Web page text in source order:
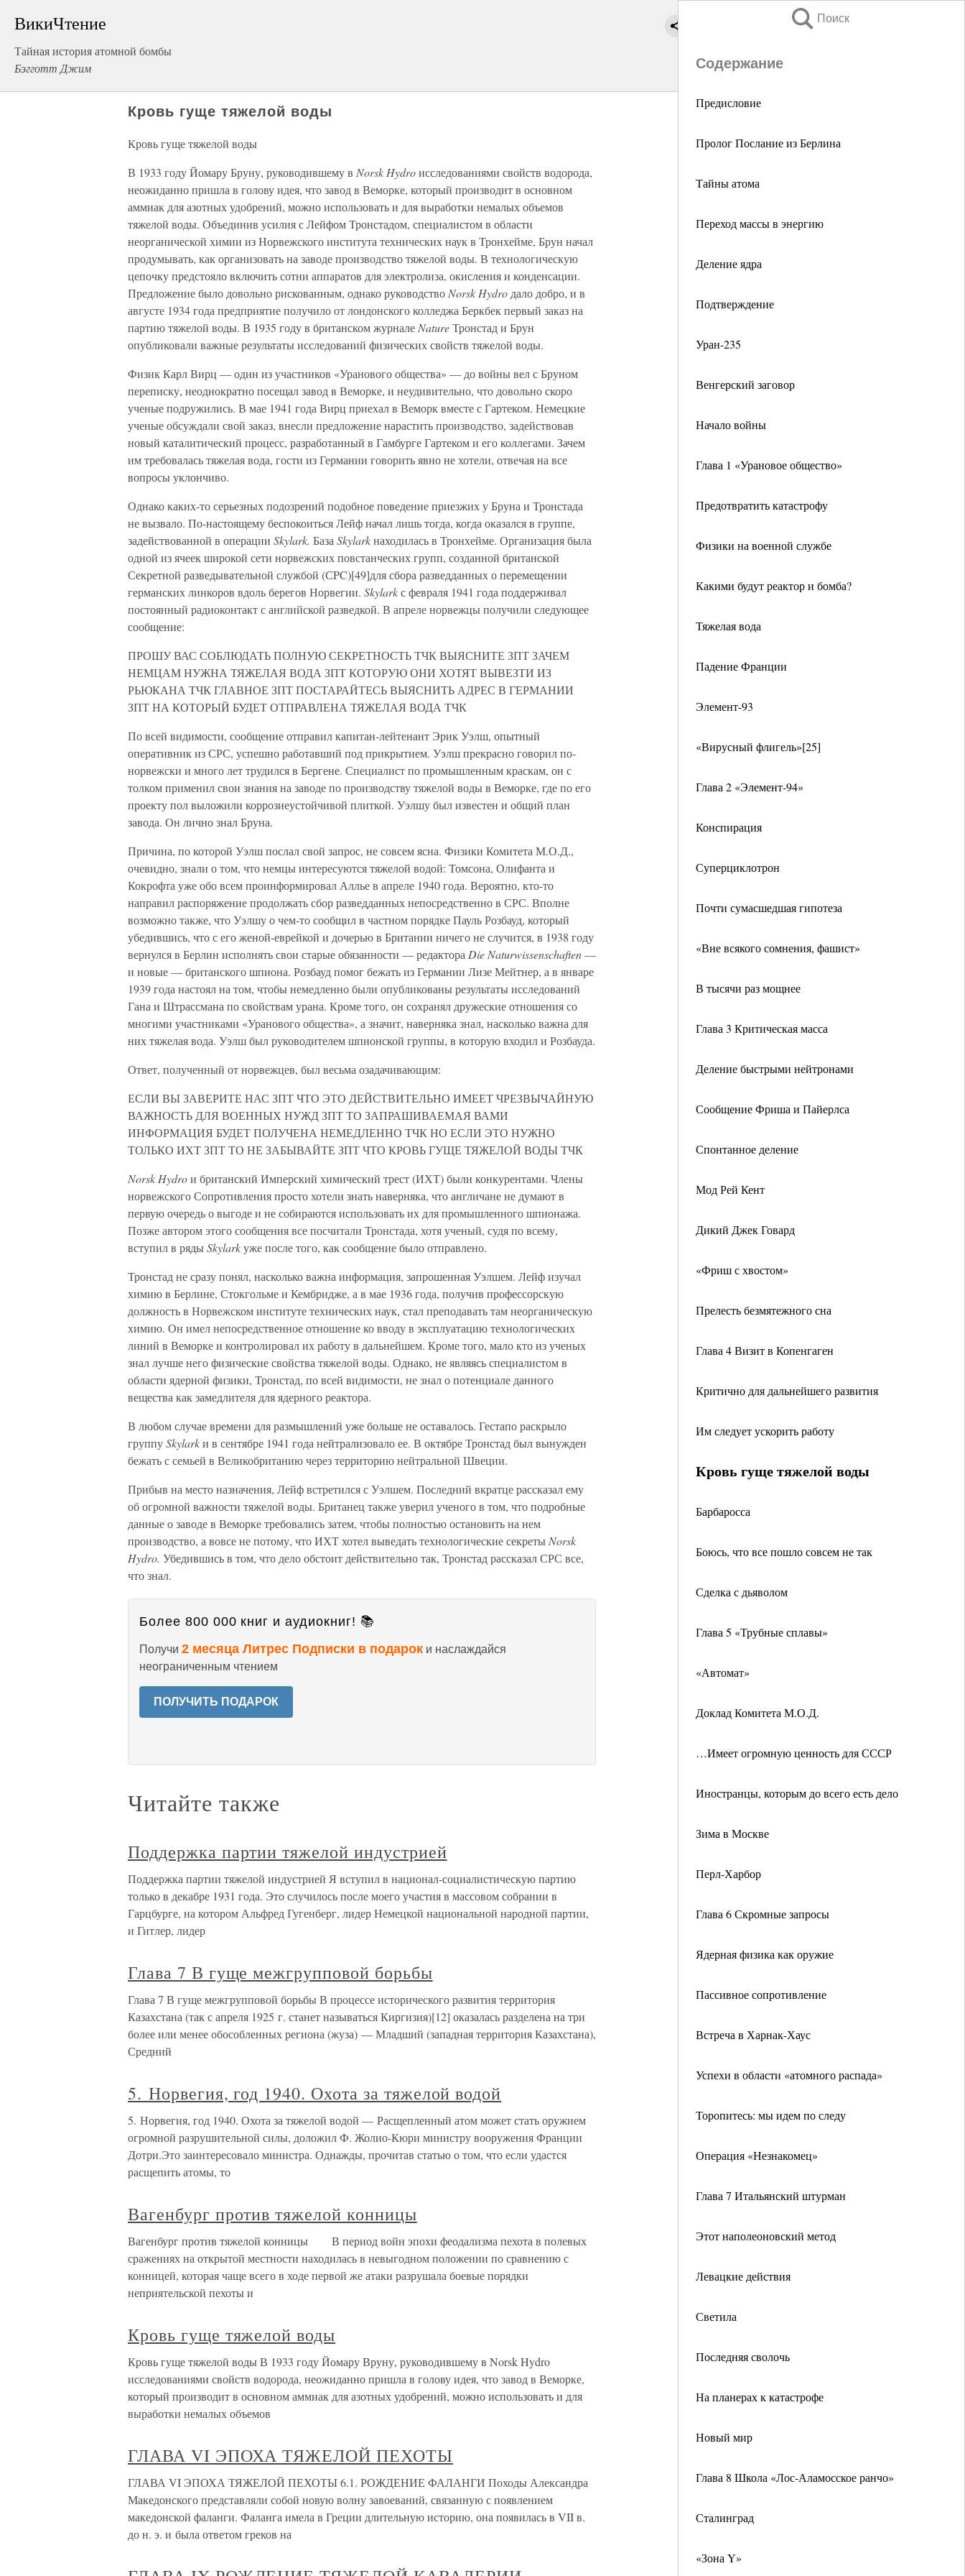
ВикиЧтение
Тайная история атомной бомбы
Бэгготт Джим
Поиск
Содержание
Предисловие
Пролог Послание из Берлина
Тайны атома
Переход массы в энергию
Деление ядра
Подтверждение
Уран-235
Венгерский заговор
Начало войны
Глава 1 «Урановое общество»
Предотвратить катастрофу
Физики на военной службе
Какими будут реактор и бомба?
Тяжелая вода
Падение Франции
Элемент-93
«Вирусный флигель»[25]
Глава 2 «Элемент-94»
Конспирация
Суперциклотрон
Почти сумасшедшая гипотеза
«Вне всякого сомнения, фашист»
В тысячи раз мощнее
Глава 3 Критическая масса
Деление быстрыми нейтронами
Сообщение Фриша и Пайерлса
Спонтанное деление
Мод Рей Кент
Дикий Джек Говард
«Фриш с хвостом»
Прелесть безмятежного сна
Глава 4 Визит в Копенгаген
Критично для дальнейшего развития
Им следует ускорить работу
Кровь гуще тяжелой воды
Барбаросса
Боюсь, что все пошло совсем не так
Сделка с дьяволом
Глава 5 «Трубные сплавы»
«Автомат»
Доклад Комитета М.О.Д.
…Имеет огромную ценность для СССР
Иностранцы, которым до всего есть дело
Зима в Москве
Перл-Харбор
Глава 6 Скромные запросы
Ядерная физика как оружие
Пассивное сопротивление
Встреча в Харнак-Хаус
Успехи в области «атомного распада»
Торопитесь: мы идем по следу
Операция «Незнакомец»
Глава 7 Итальянский штурман
Этот наполеоновский метод
Левацкие действия
Светила
Последняя сволочь
На планерах к катастрофе
Новый мир
Глава 8 Школа «Лос-Аламосское ранчо»
Сталинград
«Зона Y»
Кровь гуще тяжелой воды
Кровь гуще тяжелой воды
В 1933 году Йомару Бруну, руководившему в Norsk Hydroисследованиями свойств водорода,
неожиданно пришла в голову идея, что завод в Веморке, который производит в основном
аммиак для азотных удобрений, можно использовать и для выработки немалых объемов
тяжелой воды. Объединив усилия с Лейфом Тронстадом, специалистом в области
неорганической химии из Норвежского института технических наук в Тронхейме, Брун начал
продумывать, как организовать на заводе производство тяжелой воды. В технологическую
цепочку предстояло включить сотни аппаратов для электролиза, окисления и конденсации.
Предложение было довольно рискованным, однако руководство Norsk Hydro дало добро, и в
августе 1934 года предприятие получило от лондонского колледжа Беркбек первый заказ на
партию тяжелой воды. В 1935 году в британском журнале NatureТронстад и Брун
опубликовали важные результаты исследований физических свойств тяжелой воды.
Физик Карл Вирц — один из участников «Уранового общества» — до войны вел с Бруном
переписку, неоднократно посещал завод в Веморке, и неудивительно, что довольно скоро
ученые подружились. В мае 1941 года Вирц приехал в Веморк вместе с Гартеком. Немецкие
ученые обсуждали свой заказ, внесли предложение нарастить производство, задействовав
новый каталитический процесс, разработанный в Гамбурге Гартеком и его коллегами. Зачем
им требовалась тяжелая вода, гости из Германии говорить явно не хотели, отвечая на все
вопросы уклончиво.
Однако каких-то серьезных подозрений подобное поведение приезжих у Бруна и Тронстада
не вызвало. По-настоящему беспокоиться Лейф начал лишь тогда, когда оказался в группе,
задействованной в операции Skylark. База Skylarkнаходилась в Тронхейме. Организация была
одной из ячеек широкой сети норвежских повстанческих групп, созданной британской
Секретной разведывательной службой (СPC)[49]для сбора разведданных о перемещении
германских линкоров вдоль берегов Норвегии. Skylarkс февраля 1941 года поддерживал
постоянный радиоконтакт с английской разведкой. В апреле норвежцы получили следующее
сообщение:
ПРОШУ ВАС СОБЛЮДАТЬ ПОЛНУЮ СЕКРЕТНОСТЬ ТЧК ВЫЯСНИТЕ ЗПТ ЗАЧЕМ
НЕМЦАМ НУЖНА ТЯЖЕЛАЯ ВОДА ЗПТ КОТОРУЮ ОНИ ХОТЯТ ВЫВЕЗТИ ИЗ
РЬЮКАНА ТЧК ГЛАВНОЕ ЗПТ ПОСТАРАЙТЕСЬ ВЫЯСНИТЬ АДРЕС В ГЕРМАНИИ
ЗПТ НА КОТОРЫЙ БУДЕТ ОТПРАВЛЕНА ТЯЖЕЛАЯ ВОДА ТЧК
По всей видимости, сообщение отправил капитан-лейтенант Эрик Уэлш, опытный
оперативник из СРС, успешно работавший под прикрытием. Уэлш прекрасно говорил по-
норвежски и много лет трудился в Бергене. Специалист по промышленным краскам, он с
толком применил свои знания на заводе по производству тяжелой воды в Веморке, где по его
проекту пол выложили коррозиеустойчивой плиткой. Уэлшу был известен и общий план
завода. Он лично знал Бруна.
Причина, по которой Уэлш послал свой запрос, не совсем ясна. Физики Комитета М.О.Д.,
очевидно, знали о том, что немцы интересуются тяжелой водой: Томсона, Олифанта и
Кокрофта уже обо всем проинформировал Аллье в апреле 1940 года. Вероятно, кто-то
направил распоряжение продолжать сбор разведданных непосредственно в СРС. Вполне
возможно также, что Уэлшу о чем-то сообщил в частном порядке Пауль Розбауд, который
убедившись, что с его женой-еврейкой и дочерью в Британии ничего не случится, в 1938 году
вернулся в Берлин исполнять свои старые обязанности — редактора Die Naturwissenschaften—
и новые — британского шпиона. Розбауд помог бежать из Германии Лизе Мейтнер, а в январе
1939 года настоял на том, чтобы немедленно были опубликованы результаты исследований
Гана и Штрассмана по свойствам урана. Кроме того, он сохранял дружеские отношения со
многими участниками «Уранового общества», а значит, наверняка знал, насколько важна для
них тяжелая вода. Уэлш был руководителем шпионской группы, в которую входил и Розбауда.
Ответ, полученный от норвежцев, был весьма озадачивающим:
ЕСЛИ ВЫ ЗАВЕРИТЕ НАС ЗПТ ЧТО ЭТО ДЕЙСТВИТЕЛЬНО ИМЕЕТ ЧРЕЗВЫЧАЙНУЮ
ВАЖНОСТЬ ДЛЯ ВОЕННЫХ НУЖД ЗПТ ТО ЗАПРАШИВАЕМАЯ ВАМИ
ИНФОРМАЦИЯ БУДЕТ ПОЛУЧЕНА НЕМЕДЛЕННО ТЧК НО ЕСЛИ ЭТО НУЖНО
ТОЛЬКО ИХТ ЗПТ ТО НЕ ЗАБЫВАЙТЕ ЗПТ ЧТО КРОВЬ ГУЩЕ ТЯЖЕЛОЙ ВОДЫ ТЧК
Norsk Hydroи британский Имперский химический трест (ИХТ) были конкурентами. Члены
норвежского Сопротивления просто хотели знать наверняка, что англичане не думают в
первую очередь о выгоде и не собираются использовать их для промышленного шпионажа.
Позже автором этого сообщения все посчитали Тронстада, хотя ученый, судя по всему,
вступил в рядыSkylarkуже после того, как сообщение было отправлено.
Тронстад не сразу понял, насколько важна информация, запрошенная Уэлшем. Лейф изучал
химию в Берлине, Стокгольме и Кембридже, а в мае 1936 года, получив профессорскую
должность в Норвежском институте технических наук, стал преподавать там неорганическую
химию. Он имел непосредственное отношение ко вводу в эксплуатацию технологических
линий в Веморке и контролировал их работу в дальнейшем. Кроме того, мало кто из ученых
знал лучше него физические свойства тяжелой воды. Однако, не являясь специалистом в
области ядерной физики, Тронстад, по всей видимости, не знал о потенциале данного
вещества как замедлителя для ядерного реактора.
В любом случае времени для размышлений уже больше не оставалось. Гестапо раскрыло
группуSkylarkи в сентябре 1941 года нейтрализовало ее. В октябре Тронстад был вынужден
бежать с семьей в Великобританию через территорию нейтральной Швеции.
Прибыв на место назначения, Лейф встретился с Уэлшем. Последний вкратце рассказал ему
об огромной важности тяжелой воды. Британец также уверил ученого в том, что подробные
данные о заводе в Веморке требовались затем, чтобы полностью остановить на нем
производство, а вовсе не потому, что ИХТ хотел выведать технологические секреты Norsk
Hydro. Убедившись в том, что дело обстоит действительно так, Тронстад рассказал СРС все,
что знал.
Более 800 000 книг и аудиокниг! 📚
Получи 2 месяца Литрес Подписки в подарок и наслаждайся
неограниченным чтением
ПОЛУЧИТЬ ПОДАРОК
Читайте также
Поддержка партии тяжелой индустрией
Поддержка партии тяжелой индустрией Я вступил в национал-социалистическую партию
только в декабре 1931 года. Это случилось после моего участия в массовом собрании в
Гарцбурге, на котором Альфред Гугенберг, лидер Немецкой национальной народной партии,
и Гитлер, лидер
Глава 7 В гуще межгрупповой борьбы
Глава 7 В гуще межгрупповой борьбы В процессе исторического развития территория
Казахстана (так с апреля 1925 г. станет называться Киргизия)[12] оказалась разделена на три
более или менее обособленных региона (жуза) — Младший (западная территория Казахстана),
Средний
5. Норвегия, год 1940. Охота за тяжелой водой
5. Норвегия, год 1940. Охота за тяжелой водой — Расщепленный атом может стать оружием
огромной разрушительной силы, доложил Ф. Жолио-Кюри министру вооружения Франции
Дотри.Это заинтересовало министра. Однажды, прочитав статью о том, что если удастся
расщепить атомы, то
Вагенбург против тяжелой конницы
Вагенбург против тяжелой конницы В период войн эпохи феодализма пехота в полевых
сражениях на открытой местности находилась в невыгодном положении по сравнению с
конницей, которая чаще всего в ходе первой же атаки разрушала боевые порядки
неприятельской пехоты и
Кровь гуще тяжелой воды
Кровь гуще тяжелой воды В 1933 году Йомару Вруну, руководившему в Norsk Hydro
исследованиями свойств водорода, неожиданно пришла в голову идея, что завод в Веморке,
который производит в основном аммиак для азотных удобрений, можно использовать и для
выработки немалых объемов
ГЛАВА VI ЭПОХА ТЯЖЕЛОЙ ПЕХОТЫ
ГЛАВА VI ЭПОХА ТЯЖЕЛОЙ ПЕХОТЫ 6.1. РОЖДЕНИЕ ФАЛАНГИ Походы Александра
Македонского представляли собой новую волну завоеваний, связанную с появлением
македонской фаланги. Фаланга имела в Греции длительную историю, она появилась в VII в.
до н. э. и была ответом греков на